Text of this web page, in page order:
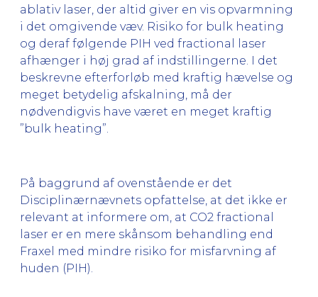
ablativ laser, der altid giver en vis opvarmning
i det omgivende væv. Risiko for bulk heating
og deraf følgende PIH ved fractional laser
afhænger i høj grad af indstillingerne. I det
beskrevne efterforløb med kraftig hævelse og
meget betydelig afskalning, må der
nødvendigvis have været en meget kraftig
”bulk heating”.
På baggrund af ovenstående er det
Disciplinærnævnets opfattelse, at det ikke er
relevant at informere om, at CO2 fractional
laser er en mere skånsom behandling end
Fraxel med mindre risiko for misfarvning af
huden (PIH).